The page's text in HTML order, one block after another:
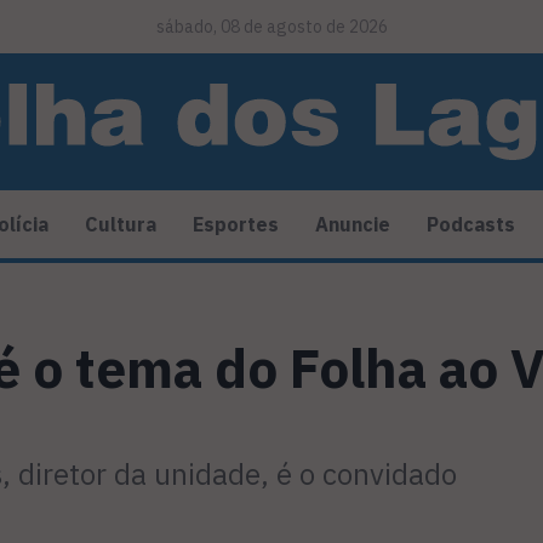
sábado, 08 de agosto de 2026
Cultura Esportes Anuncie Podcasts
o tema do Folha ao
diretor da unidade, é o convidado